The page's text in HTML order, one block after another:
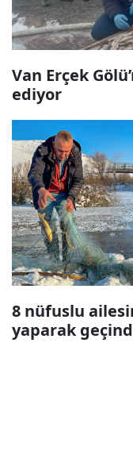
Van Erçek
ediyor
8 nüfuslu
yaparak